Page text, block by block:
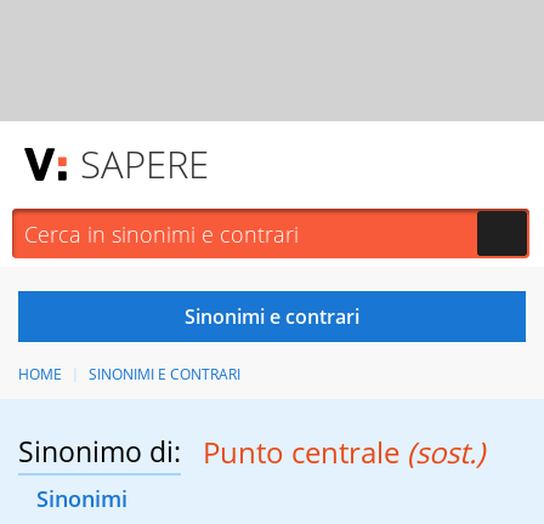
SAPERE
HOME SINONIMI E CONTRARI
Sinonimo di: Punto centrale (sost.)
Sinonimi